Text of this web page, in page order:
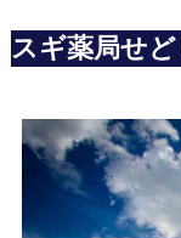
スギ薬局せ